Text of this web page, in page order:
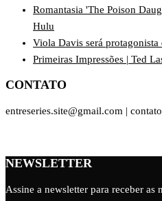
Romantasia 'The Poison
Hulu
Viola Davis será
Primeiras Impressões | Ted
CONTATO
entreseries.site@gmail.com |
NEWSLETTER
Assine a newsletter para receber as